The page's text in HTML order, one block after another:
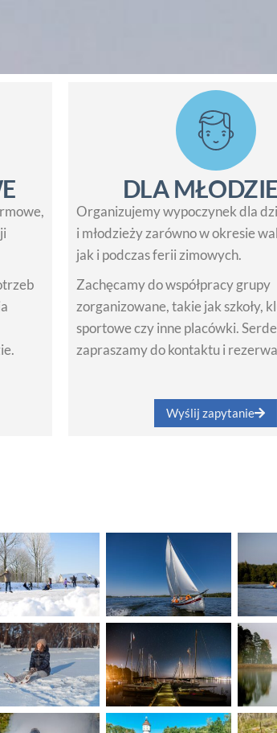
DLA
Organizujemy wypoczynek dla
i młodzieży zarówno w okresie
jak i podczas ferii zimowych.
Zachęcamy do współpracy grupy
zorganizowane, takie jak szkoły,
sportowe czy inne placówki.
zapraszamy do kontaktu i
Wyślij zapytanie